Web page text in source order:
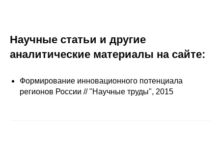
Администрация
Научные статьи и другие
аналитические материалы на сайте:
Формирование инновационного потенциала
регионов России // "Научные труды", 2015